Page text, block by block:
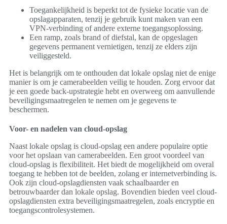
Toegankelijkheid is beperkt tot de fysieke locatie van de
opslagapparaten, tenzij je gebruik kunt maken van een
VPN-verbinding of andere externe toegangsoplossing.
Een ramp, zoals brand of diefstal, kan de opgeslagen
gegevens permanent vernietigen, tenzij ze elders zijn
veiliggesteld.
Het is belangrijk om te onthouden dat lokale opslag niet de enige
manier is om je camerabeelden veilig te houden. Zorg ervoor dat
je een goede back-upstrategie hebt en overweeg om aanvullende
beveiligingsmaatregelen te nemen om je gegevens te
beschermen.
Voor- en nadelen van cloud-opslag
Naast lokale opslag is cloud-opslag een andere populaire optie
voor het opslaan van camerabeelden. Een groot voordeel van
cloud-opslag is flexibiliteit. Het biedt de mogelijkheid om overal
toegang te hebben tot de beelden, zolang er internetverbinding is.
Ook zijn cloud-opslagdiensten vaak schaalbaarder en
betrouwbaarder dan lokale opslag. Bovendien bieden veel cloud-
opslagdiensten extra beveiligingsmaatregelen, zoals encryptie en
toegangscontrolesystemen.